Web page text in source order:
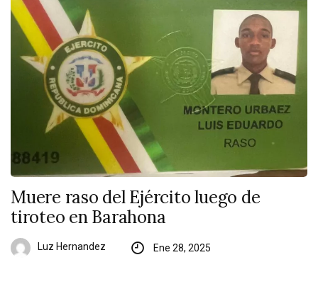
Muere raso del Ejército luego de
tiroteo en Barahona
Luz Hernandez Ene 28, 2025